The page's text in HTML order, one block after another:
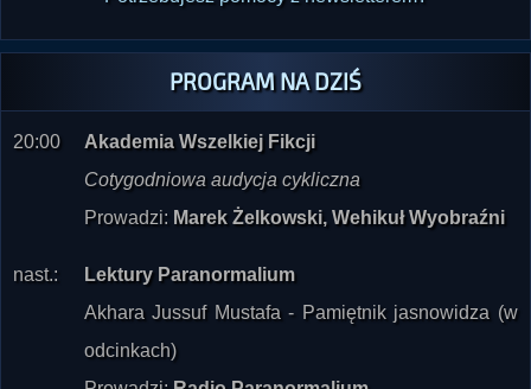
PROGRAM NA DZIŚ
Akademia Wszelkiej Fikcji
Cotygodniowa audycja cykliczna
Prowadzi:Marek Żelkowski, Wehikuł Wyobraźni
Lektury Paranormalium
Akhara Jussuf Mustafa - Pamiętnik jasnowidza (w
odcinkach)
Prowadzi:Radio Paranormalium